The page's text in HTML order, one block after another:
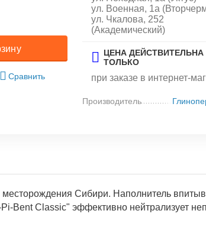
Сравнить
ул. Военная, 1а
ул. Чкалова, 252
(Академический)
ЦЕНА ДЕЙСТВИТЕЛЬНА
ТОЛЬКО
при заказе в интернет-
Производитель
месторождения Сибири. Наполнитель
Bent Classic" эффективно нейтрализует